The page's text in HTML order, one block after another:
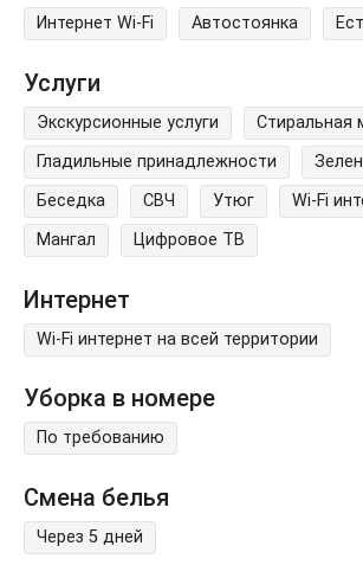
Интернет Wi-Fi Автостоянка
Услуги
Экскурсионные услуги
Стиральная
Гладильные принадлежности
Беседка
СВЧ Утюг
Wi-Fi
Мангал
Цифровое ТВ
Интернет
Wi-Fi интернет на всей территории
Уборка в номере
По требованию
Смена белья
Через 5 дней